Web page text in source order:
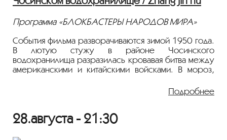
Фильм демонстрируется на языке оригинала с
русскими субтитрами.
Программа «БЛОКБАСТЕРЫ НАРОДОВ МИРА»
События фильма разворачиваются зимой 1950 года.
В лютую стужу в районе Чосинского
водохранилища разразилась кровавая битва между
американскими и китайскими войсками. В мороз,
противнику в вооружении, китайские войска
решительно и бесстрашно двинулись вперед. Им
одержать решающую победу в войне в поддержку
Кореи против американской агрессии.
Подробнее
28.августа - 21:30